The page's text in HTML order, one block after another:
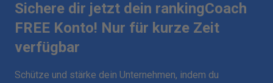
Sichere dir jetzt dein rankingCoach
FREE Konto! Nur für kurze Zeit
verfügbar
Schütze und stärke dein Unternehmen, indem du